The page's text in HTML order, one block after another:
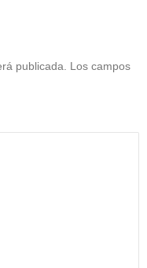
publicada. Los campos